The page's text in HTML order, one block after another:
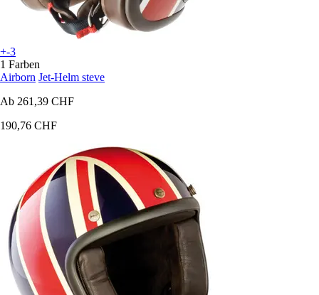
+-3
1 Farben
Airborn Jet-Helm steve
Ab 261,39 CHF
190,76 CHF